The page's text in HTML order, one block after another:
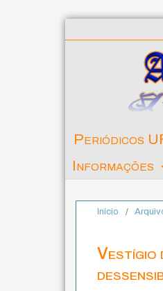
Periódicos
Informações
Início /
Vestígio